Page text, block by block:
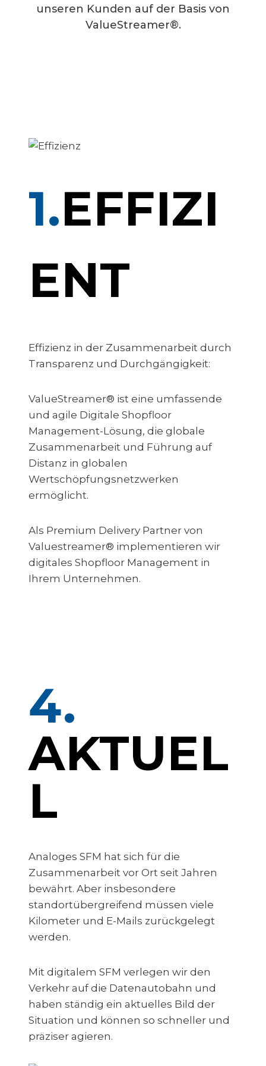
unseren Kunden auf der Basis von
ValueStreamer®.
1.EFFIZI
ENT
Effizienz in der Zusammenarbeit durch
Transparenz und Durchgängigkeit:
ValueStreamer® ist eine umfassende
und agile Digitale Shopfloor
Management-Lösung, die globale
Zusammenarbeit und Führung auf
Distanz in globalen
Wertschöpfungsnetzwerken
ermöglicht.
Als Premium Delivery Partner von
Valuestreamer® implementieren wir
digitales Shopfloor Management in
Ihrem Unternehmen.
4.
AKTUEL
L
Analoges SFM hat sich für die
Zusammenarbeit vor Ort seit Jahren
bewährt. Aber insbesondere
standortübergreifend müssen viele
Kilometer und E-Mails zurückgelegt
werden.
Mit digitalem SFM verlegen wir den
Verkehr auf die Datenautobahn und
haben ständig ein aktuelles Bild der
Situation und können so schneller und
präziser agieren.